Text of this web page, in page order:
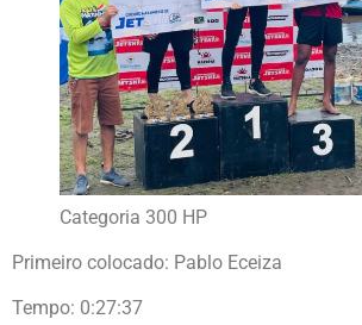
Categoria 300 HP
Primeiro colocado: Pablo Eceiza
Tempo: 0:27:37